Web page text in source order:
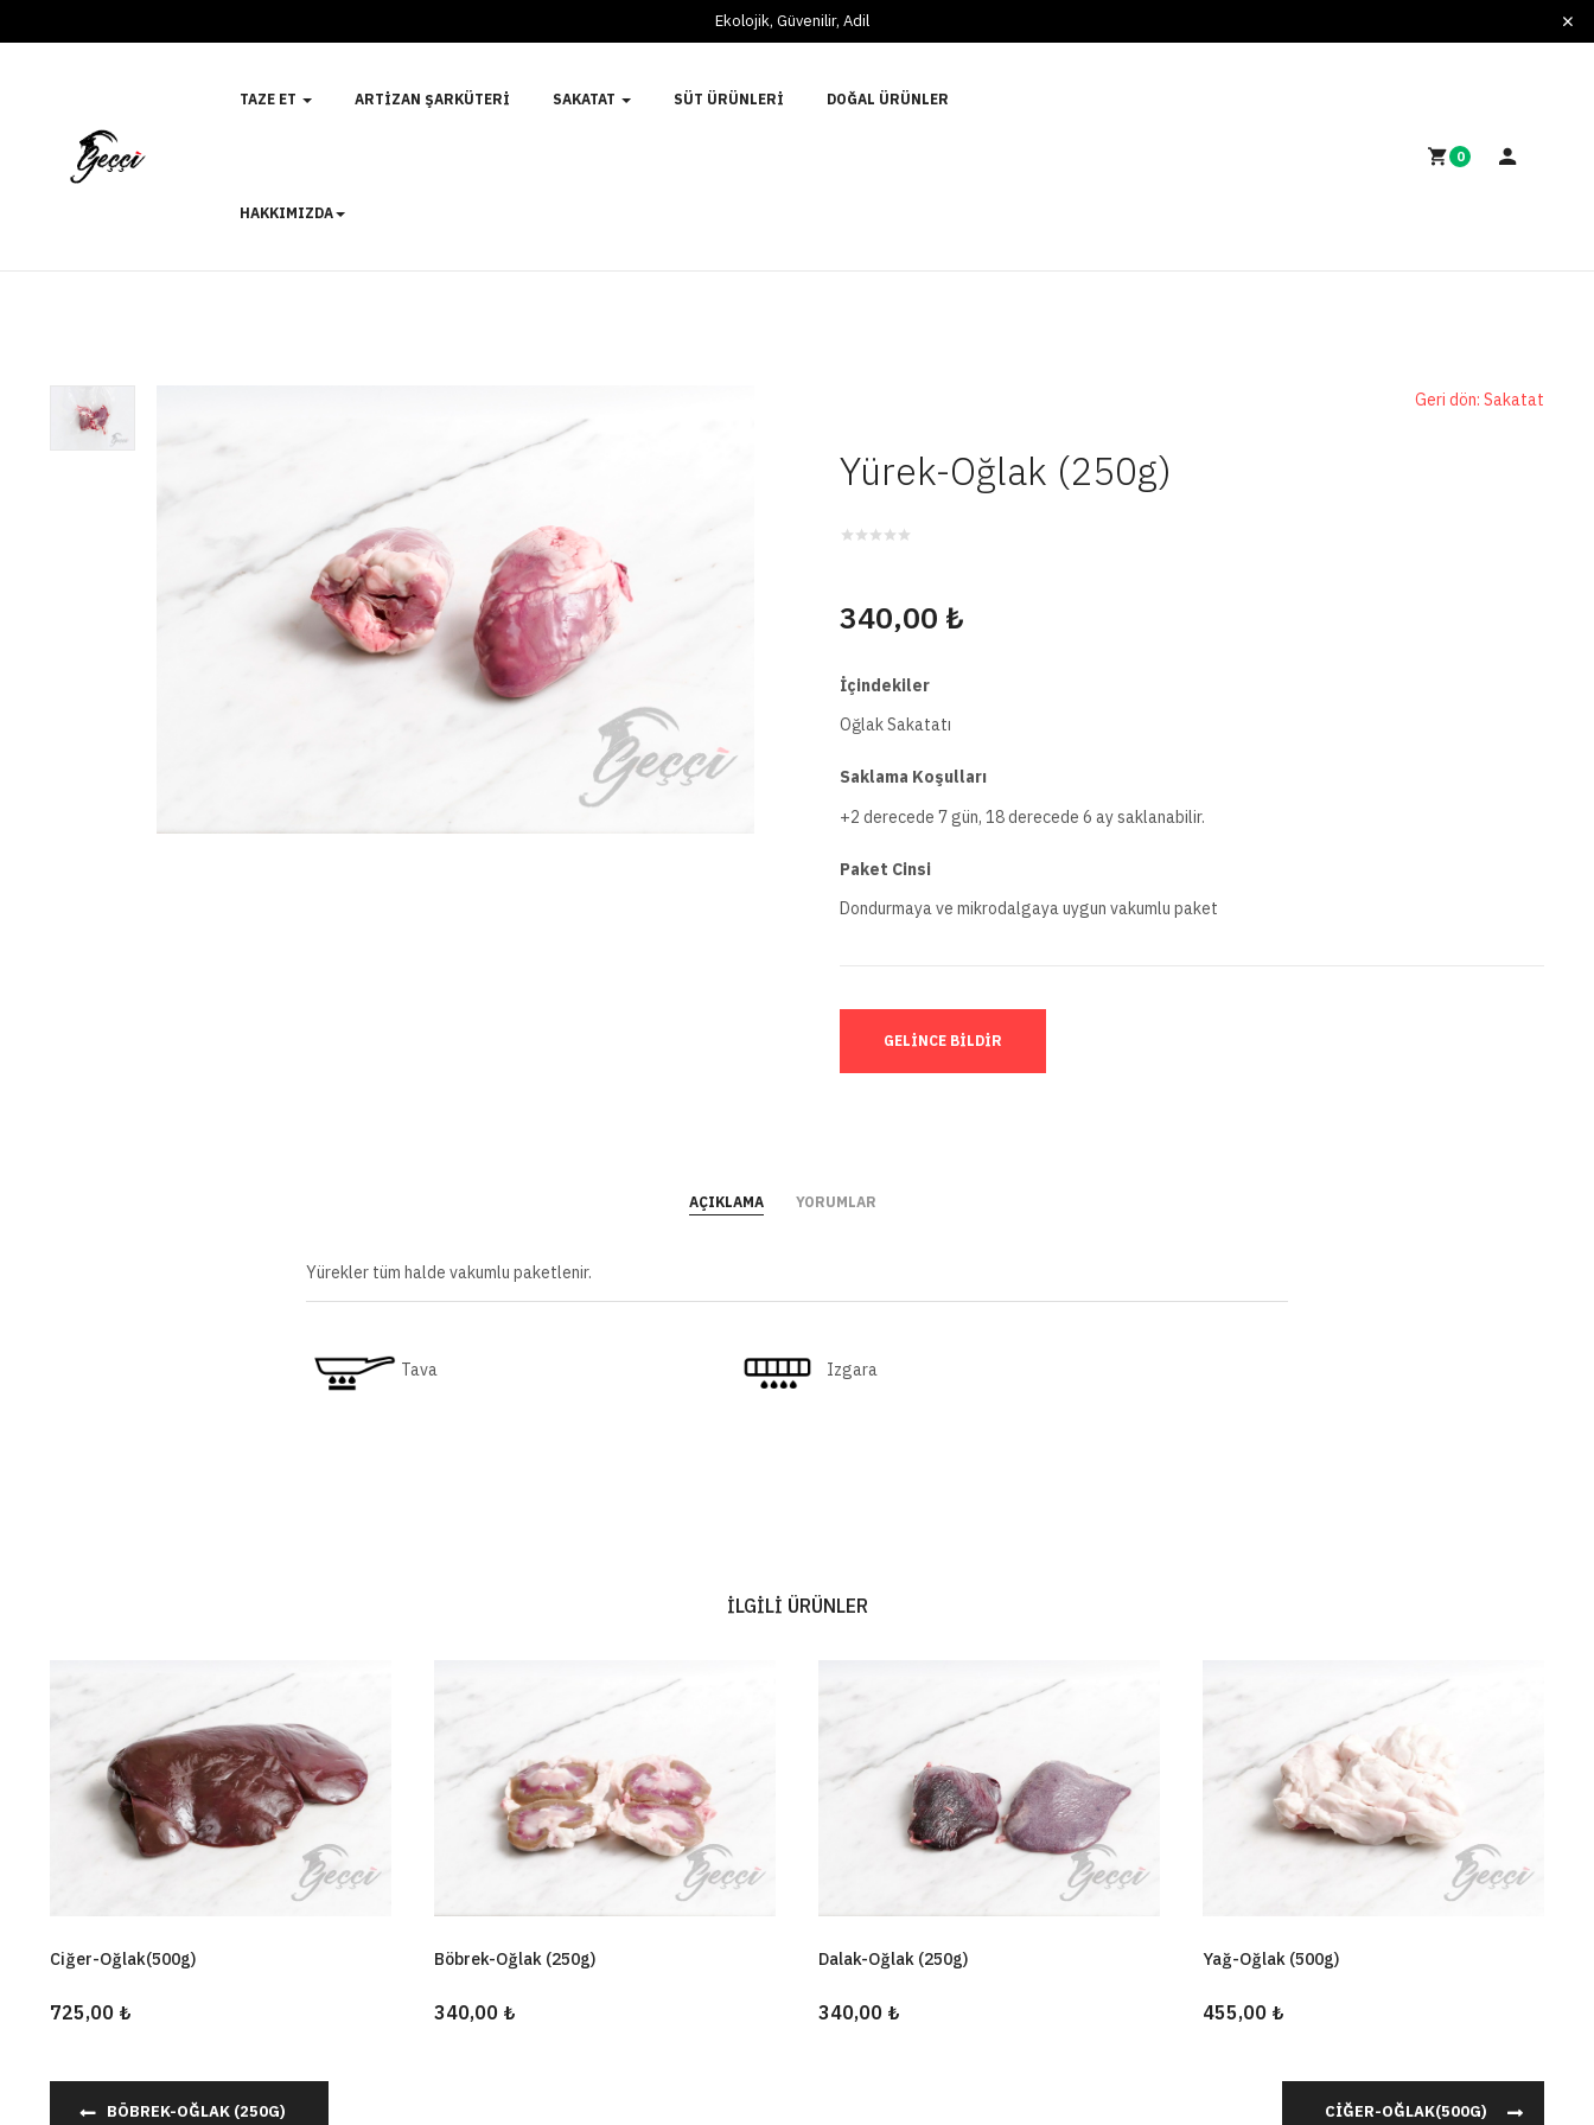
Ekolojik, Güvenilir, Adil
TAZE ET ARTIZAN ŞARKÜTERI SAKATAT SÜT ÜRÜNLERI DOĞAL ÜRÜNLER
HAKKIMIZDA
0
Geri dön: Sakatat
Yürek-Oğlak (250g)
340,00 ₺
İçindekiler
Oğlak Sakatatı
Saklama Koşulları
+2 derecede 7 gün, 18 derecede 6 ay saklanabilir.
Paket Cinsi
Dondurmaya ve mikrodalgaya uygun vakumlu paket
GELINCE BILDIR
AÇIKLAMA YORUMLAR
Yürekler tüm halde vakumlu paketlenir.
Tava Izgara
İLGILI ÜRÜNLER
Ciğer-Oğlak(500g)
725,00 ₺
Böbrek-Oğlak (250g)
340,00 ₺
Dalak-Oğlak (250g)
340,00 ₺
Yağ-Oğlak (500g)
455,00 ₺
BÖBREK-OĞLAK (250G) CIĞER-OĞLAK(500G)